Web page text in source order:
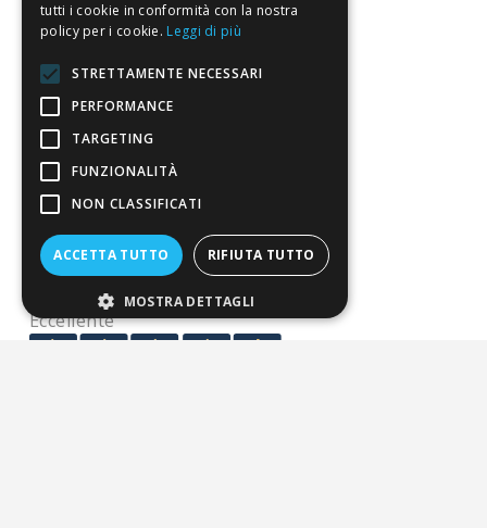
Riferimenti da controllare
Condizioni di vendita
Termini di vendita
Spedizione
Pagamenti
Eccellente
tutti i cookie in conformità con la nostra
policy per i cookie. Leggi di più
STRETTAMENTE NECESSARI
PERFORMANCE
TARGETING
FUNZIONALITÀ
NON CLASSIFICATI
ACCETTA TUTTO RIFIUTA TUTTO
MOSTRA DETTAGLI